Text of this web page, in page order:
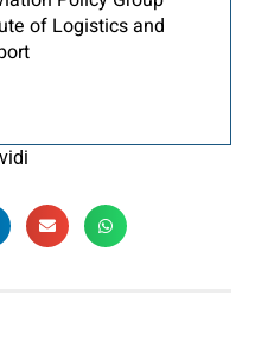
of Logistics and